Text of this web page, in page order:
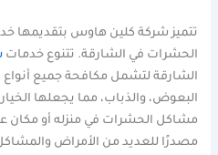
تتميز شركة كلين هاوس بتقديمها
الحشرات في الشارقة. تتنوع خدمات
الشارقة لتشمل مكافحة جميع أنواع
البعوض، والذباب، مما يجعلها
مشاكل الحشرات في منزله أو مكان
مصدرًا للعديد من الأمراض